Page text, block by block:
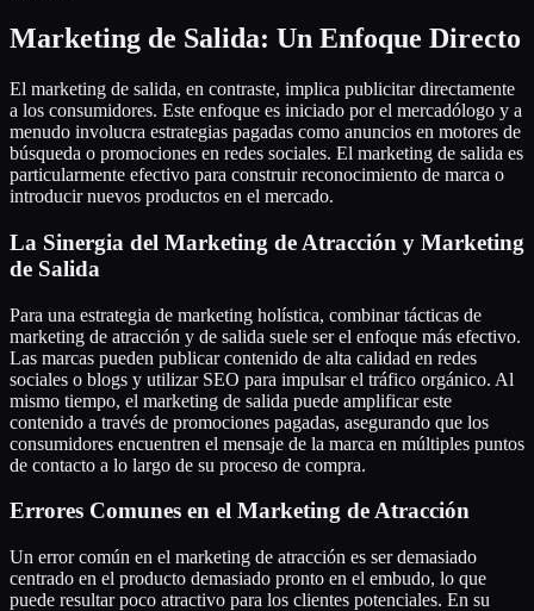
Marketing de Salida: Un Enfoque Directo
El marketing de salida, en contraste, implica publicitar directamente
a los consumidores. Este enfoque es iniciado por el mercadólogo y a
menudo involucra estrategias pagadas como anuncios en motores de
búsqueda o promociones en redes sociales. El marketing de salida es
particularmente efectivo para construir reconocimiento de marca o
introducir nuevos productos en el mercado.
La Sinergia del Marketing de Atracción y Marketing
de Salida
Para una estrategia de marketing holística, combinar tácticas de
marketing de atracción y de salida suele ser el enfoque más efectivo.
Las marcas pueden publicar contenido de alta calidad en redes
sociales o blogs y utilizar SEO para impulsar el tráfico orgánico. Al
mismo tiempo, el marketing de salida puede amplificar este
contenido a través de promociones pagadas, asegurando que los
consumidores encuentren el mensaje de la marca en múltiples puntos
de contacto a lo largo de su proceso de compra.
Errores Comunes en el Marketing de Atracción
Un error común en el marketing de atracción es ser demasiado
centrado en el producto demasiado pronto en el embudo, lo que
puede resultar poco atractivo para los clientes potenciales. En su